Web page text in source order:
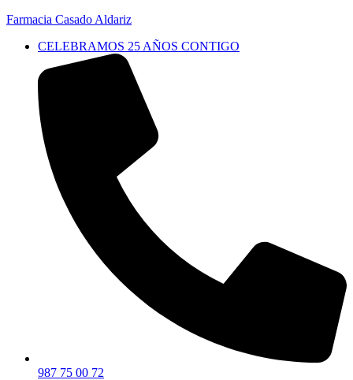
Farmacia Casado Aldariz
CELEBRAMOS 25 AÑOS CONTIGO
987 75 00 72